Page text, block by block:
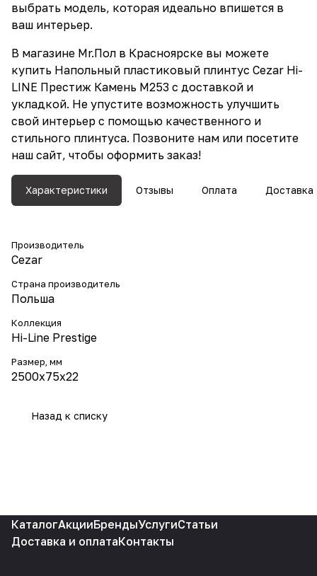
выбрать модель, которая идеально впишется в
ваш интерьер.
В магазине Mr.Пол в Красноярске вы можете
купить Напольный пластиковый плинтус Cezar Hi-
LINE Престиж Камень M253 с доставкой и
укладкой. Не упустите возможность улучшить
свой интерьер с помощью качественного и
стильного плинтуса. Позвоните нам или посетите
наш сайт, чтобы оформить заказ!
Характеристики Отзывы Оплата Доставка
Производитель
Cezar
Страна производитель
Польша
Коллекция
Hi-Line Prestige
Размер, мм
2500x75x22
Назад к списку
КаталогАкцииБрендыУслугиСтатьи
Доставка и оплатаКонтакты